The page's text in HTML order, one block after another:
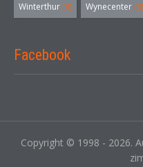
Winterthur (3) Wynecenter (3)
Facebook
Copyright © 1998 - 2026.